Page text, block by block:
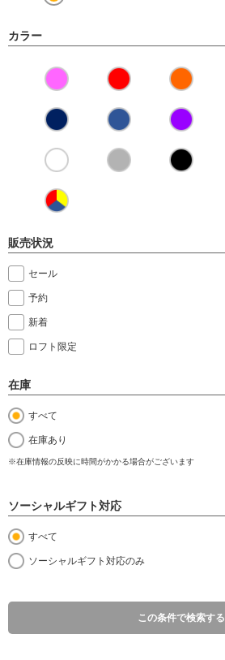
カラー
販売状況
セール
予約
新着
ロフト限定
在庫
すべて
在庫あり
※在庫情報の反映に時間がかかる場合がございます
ソーシャルギフト対応
すべて
ソーシャルギフト対応のみ
この条件で検索する